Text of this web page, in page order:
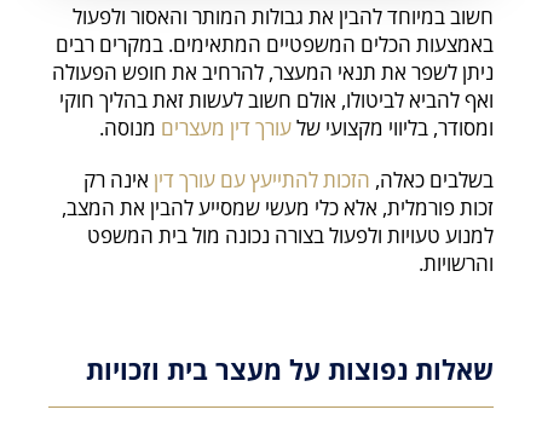
חשוב במיוחד להבין את גבולות המותר והאסור ולפעול
באמצעות הכלים המשפטיים המתאימים. במקרים רבים
ניתן לשפר את תנאי המעצר, להרחיב את חופש הפעולה
ואף להביא לביטולו, אולם חשוב לעשות זאת בהליך חוקי
ומסודר, בליווי מקצועי שלעורך דין מעצרים מנוסה.
בשלבים כאלה, הזכות להתייעץ עם עורך דין אינה רק
זכות פורמלית, אלא כלי מעשי שמסייע להבין את המצב,
למנוע טעויות ולפעול בצורה נכונה מול בית המשפט
והרשויות.
שאלות נפוצות על מעצר בית וזכויות